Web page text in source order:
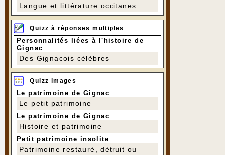
Langue et littérature occitanes
Quizz à réponses multiples
Personnalités liées à l'histoire de
Gignac
Des Gignacois célèbres
Quizz images
Le patrimoine de Gignac
Le petit patrimoine
Le patrimoine de Gignac
Histoire et patrimoine
Petit patrimoine insolite
Patrimoine restauré, détruit ou